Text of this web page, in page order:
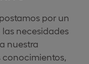
por un
necesidades
nuestra